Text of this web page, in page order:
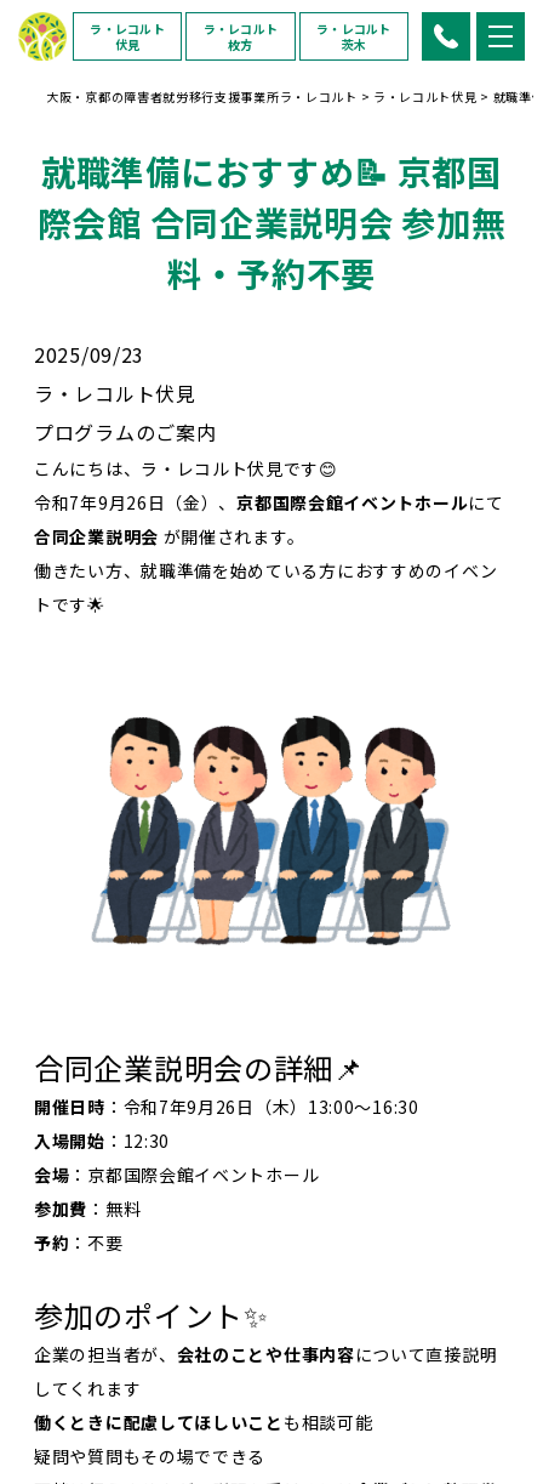
ラ・レコルト
伏見
ラ・レコルト
枚方
ラ・レコルト
茨木
大阪・京都の障害者就労移行支援事業所ラ・レコルト > ラ・レコルト伏見 > 就職準
就職準備におすすめ📝 京都国
際会館 合同企業説明会 参加無
料・予約不要
2025/09/23
ラ・レコルト伏見
プログラムのご案内
こんにちは、ラ・レコルト伏見です😊
令和7年9月26日（金）、京都国際会館イベントホールにて
合同企業説明会 が開催されます。
働きたい方、就職準備を始めている方におすすめのイベン
トです🌟
合同企業説明会の詳細📌
開催日時 ：令和7年9月26日（木）13:00～16:30
入場開始 ：12:30
会場 ：京都国際会館イベントホール
参加費 ：無料
予約 ：不要
参加のポイント✨
企業の担当者が、 会社のことや仕事内容について直接説明
してくれます
働くときに配慮してほしいこと も相談可能
疑問や質問もその場でできる